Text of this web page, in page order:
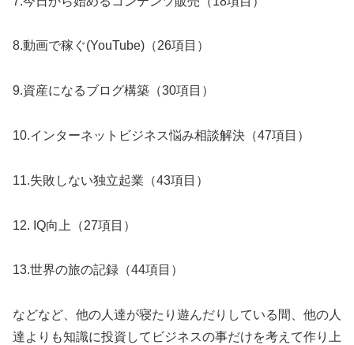
8.動画で稼ぐ(YouTube)（26項目）
9.資産になるブログ構築（30項目）
10.インターネットビジネス悩み相談解決（47項目）
11.失敗しない独立起業（43項目）
12. IQ向上（27項目）
13.世界の旅の記録（44項目）
などなど、他の人達が寝たり遊んだりしている間、他の人
達よりも知識に投資してビジネスの事だけを考えて作り上